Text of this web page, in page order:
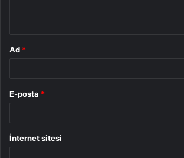
Ad *
E-posta *
İnternet sitesi